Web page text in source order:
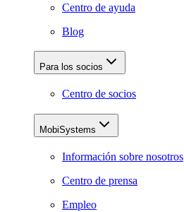
Centro de ayuda
Blog
Para los socios
Centro de socios
MobiSystems
Información sobre nosotros
Centro de prensa
Empleo